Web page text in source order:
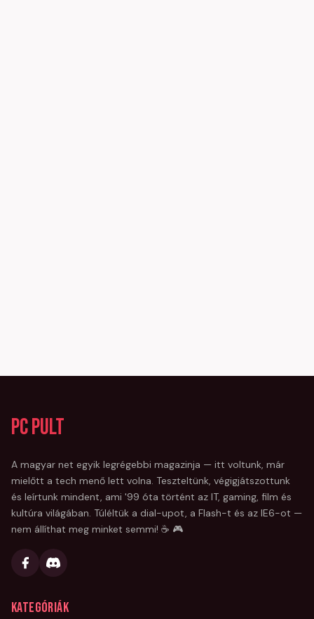
PC Pult
A magyar net egyik legrégebbi magazinja — itt voltunk, már
mielőtt a tech menő lett volna. Teszteltünk, végigjátszottunk
és leírtunk mindent, ami '99 óta történt az IT, gaming, film és
kultúra világában. Túléltük a dial-upot, a Flash-t és az IE6-ot —
nem állíthat meg minket semmi! ☕ 🎮
Kategóriák